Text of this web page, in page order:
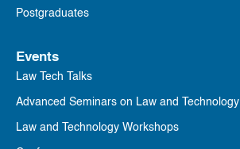
Postgraduates
Events
Law Tech Talks
Advanced Seminars on Law and Technology
Law and Technology Workshops